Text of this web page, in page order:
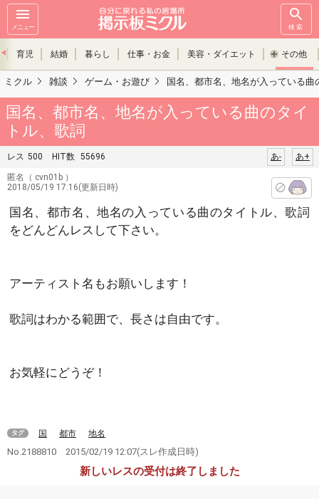
メニュー 検索
育児 結婚 暮らし 仕事・お金 美容・ダイエット その他
ミクル 雑談 ゲーム・お遊び 国名、都市名、地名が入っている曲
国名、都市名、地名が入っている曲のタイ
トル、歌詞
レス 500 HIT数 55696 あ+
あ-
匿名
（ cvn01b ）
2018/05/19 17:16(更新日時)
国名、都市名、地名の入っている曲のタイトル、歌詞
をどんどんレスして下さい。
アーティスト名もお願いします！
歌詞はわかる範囲で、長さは自由です。
お気軽にどうぞ！
タグ 国 都市 地名
No.2188810 2015/02/19 12:07(スレ作成日時)
新しいレスの受付は終了しました